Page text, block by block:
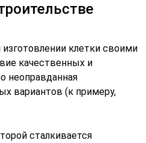
клетки своими
качественных и
неоправданная
вариантов (к примеру,
сталкивается